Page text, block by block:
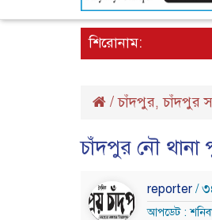
শিরোনাম:
/চাঁদপুর,চাঁদপুর
চাঁদপুর নৌ থানা
reporter /
আপডেট :